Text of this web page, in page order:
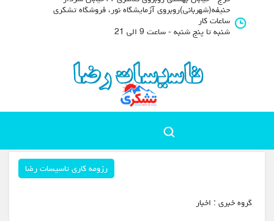
حنیفه(شهربانی)روبروی آزمایشگاه نور، فروشگاه تشکری
ساعات کار
شنبه تا پنج شنبه - ساعت 9 الی 21
رزومه کاری تاسیسات رضا
گروه خبري : اخبار